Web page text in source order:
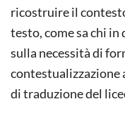
ricostruire il
testo, come sa chi
sulla necessità di
contestualizzazione
di traduzione del